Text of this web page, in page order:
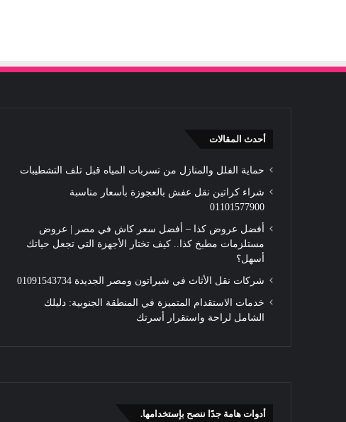
أحدث المقالات
حماية الفلل والمنازل من تسربات المياه قبل تلف التشطيبات
شراء كراتين نقل عفش بالعجوزة بأسعار مناسبة
01101577900
أفضل عروض كذا – أفضل سعر كاش في مصر | عروض
مستلزمات مطبخ كذا.. كيف تختار الأجهزة التي تجعل حياتك
أسهل؟
شركات نقل الأثاث في شيراتون ومصر الجديدة 01091543734
خدمات الاستقدام المتميزة في المنطقة الجنوبية: دليلك
الشامل لراحة واستقرار أسرتك
أدوات هامة جدًا ننصح بإستخدامها.